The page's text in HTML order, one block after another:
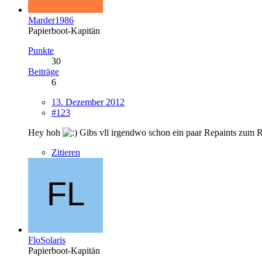
Marder1986
Papierboot-Kapitän
Punkte
30
Beiträge
6
13. Dezember 2012
#123
Hey hoh
Gibs vll irgendwo schon ein paar Repaints zum
Zitieren
FloSolaris
Papierboot-Kapitän